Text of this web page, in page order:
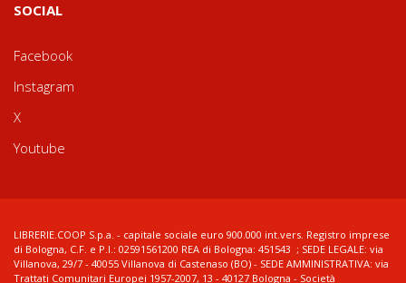
SOCIAL
Facebook
Instagram
X
Youtube
LIBRERIE.COOP S.p.a. - capitale sociale euro 900.000 int.vers. Registro imprese
di Bologna, C.F. e P.I.: 02591561200 REA di Bologna: 451543 ; SEDE LEGALE: via
Villanova, 29/7 - 40055 Villanova di Castenaso (BO) - SEDE AMMINISTRATIVA: via
Trattati Comunitari Europei 1957-2007, 13 - 40127 Bologna - Società